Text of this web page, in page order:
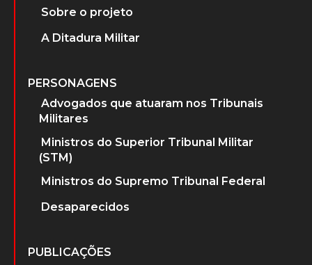
Sobre o projeto
A Ditadura Militar
PERSONAGENS
Advogados que atuaram nos Tribunais
Militares
Ministros do Superior Tribunal Militar
(STM)
Ministros do Supremo Tribunal Federal
Desaparecidos
PUBLICAÇÕES